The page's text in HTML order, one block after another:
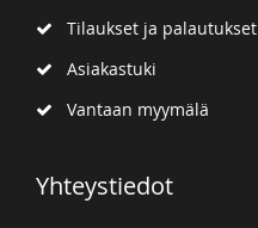
Tilaukset ja palautukset
Asiakastuki
Vantaan myymälä
Yhteystiedot